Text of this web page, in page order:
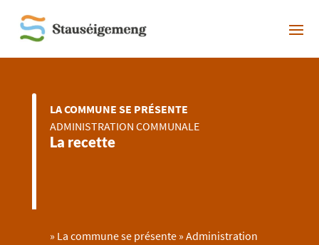
LA COMMUNE SE PRÉSENTE
ADMINISTRATION COMMUNALE
La recette
» La commune se présente » Administration